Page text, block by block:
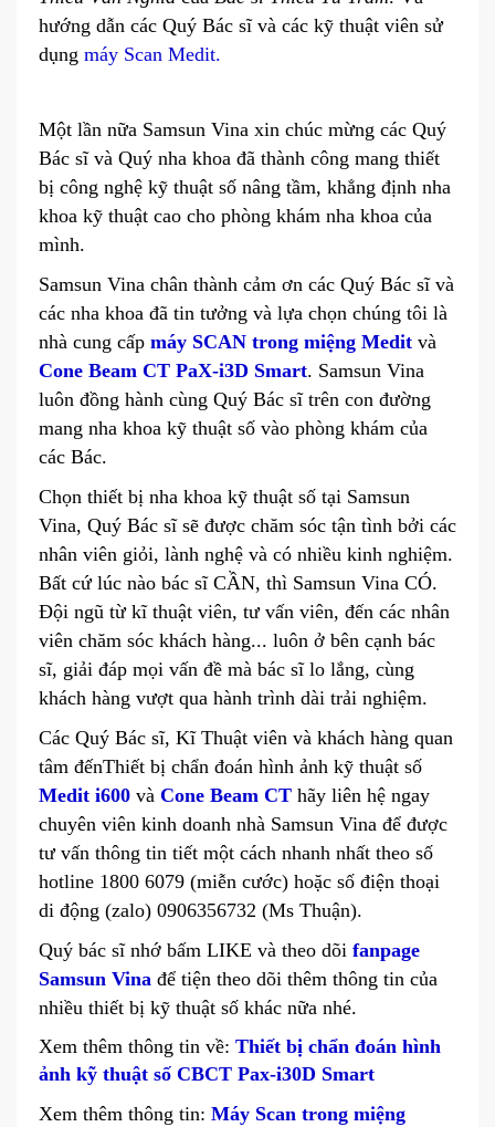
hướng dẫn các Quý Bác sĩ và các kỹ thuật viên sử
dụng máy Scan Medit.
Một lần nữa Samsun Vina xin chúc mừng các Quý
Bác sĩ và Quý nha khoa đã thành công mang thiết
bị công nghệ kỹ thuật số nâng tầm, khẳng định nha
khoa kỹ thuật cao cho phòng khám nha khoa của
mình.
Samsun Vina chân thành cảm ơn các Quý Bác sĩ và
các nha khoa đã tin tưởng và lựa chọn chúng tôi là
nhà cung cấp máy SCAN trong miệng Medit và
Cone Beam CT PaX-i3D Smart. Samsun Vina
luôn đồng hành cùng Quý Bác sĩ trên con đường
mang nha khoa kỹ thuật số vào phòng khám của
các Bác.
Chọn thiết bị nha khoa kỹ thuật số tại Samsun
Vina, Quý Bác sĩ sẽ được chăm sóc tận tình bởi các
nhân viên giỏi, lành nghệ và có nhiều kinh nghiệm.
Bất cứ lúc nào bác sĩ CẦN, thì Samsun Vina CÓ.
Đội ngũ từ kĩ thuật viên, tư vấn viên, đến các nhân
viên chăm sóc khách hàng... luôn ở bên cạnh bác
sĩ, giải đáp mọi vấn đề mà bác sĩ lo lắng, cùng
khách hàng vượt qua hành trình dài trải nghiệm.
Các Quý Bác sĩ, Kĩ Thuật viên và khách hàng quan
tâm đếnThiết bị chẩn đoán hình ảnh kỹ thuật số
Medit i600 và Cone Beam CT hãy liên hệ ngay
chuyên viên kinh doanh nhà Samsun Vina để được
tư vấn thông tin tiết một cách nhanh nhất theo số
hotline 1800 6079 (miễn cước) hoặc số điện thoại
di động (zalo) 0906356732 (Ms Thuận).
Quý bác sĩ nhớ bấm LIKE và theo dõi fanpage
Samsun Vina để tiện theo dõi thêm thông tin của
nhiều thiết bị kỹ thuật số khác nữa nhé.
Xem thêm thông tin về: Thiết bị chẩn đoán hình
ảnh kỹ thuật số CBCT Pax-i30D Smart
Xem thêm thông tin: Máy Scan trong miệng